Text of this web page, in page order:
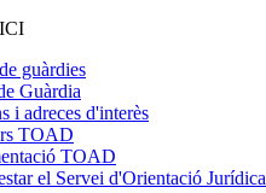
guàrdies
Guàrdia
i adreces d'interès
TOAD
TOAD
el Servei d'Orientació Jurídica